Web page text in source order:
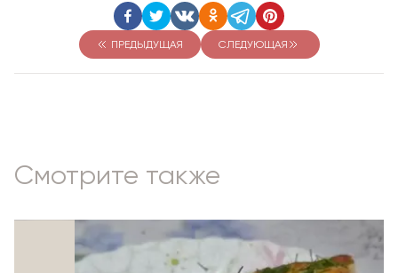
ПРЕДЫДУЩАЯ СЛЕДУЮЩАЯ
Смотрите также